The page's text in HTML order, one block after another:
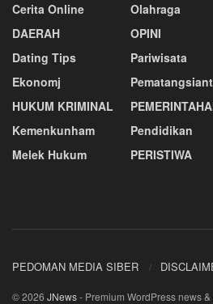
Cerita Online
DAERAH
Dating Tips
Ekonomj
HUKUM KRIMINAL
Kemenkunham
Melek Hukum
Olahraga
OPINI
Pariwisata
Pendidikan
PERISTIWA
PEDOMAN MEDIA SIBER
© 2026 JNews- Premium WordPress news